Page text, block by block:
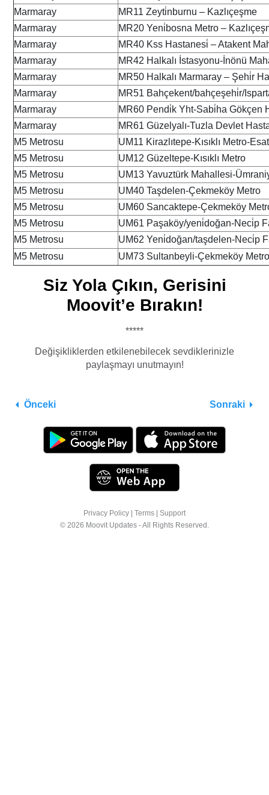
Marmaray
MR11 Zeyti̇nburnu – Kazlıçeşme
Marmaray
MR20 Yeni̇bosna Metro –
Marmaray
MR40 Kss Hastanesi̇ – Atakent
Marmaray
MR42 Halkalı İstasyonu-İnönü
Marmaray
MR50 Halkalı Marmaray – Şehi̇r
Marmaray
MR51 Bahçekent/bahçeşehi̇r/
Marmaray
MR60 Pendi̇k Yht-Sabi̇ha Gökçen
Marmaray
MR61 Güzelyalı-Tuzla Devlet
M5 Metrosu
UM11 Kirazlıtepe-Kısıklı Metro-
M5 Metrosu
UM12 Güzeltepe-Kısıklı Metro
M5 Metrosu
UM13 Yavuztürk Mahallesi-
M5 Metrosu
UM40 Taşdelen-Çekmeköy Metro
M5 Metrosu
UM60 Sancaktepe-Çekmeköy
M5 Metrosu
UM61 Paşaköy/yeni̇doğan-Neci̇p
M5 Metrosu
UM62 Yeni̇doğan/taşdelen-Neci̇p
M5 Metrosu
UM73 Sultanbeyli-Çekmeköy Metro
Siz Yola Çıkın, Gerisini
Moovit’e Bırakın!
*****
Değişikliklerden etkilenebilecek sevdiklerinizle
paylaşmayı unutmayın!
Önceki Sonraki
Privacy Policy Terms
Support
© 2026 Moovit Updates - All Rights Reserved.